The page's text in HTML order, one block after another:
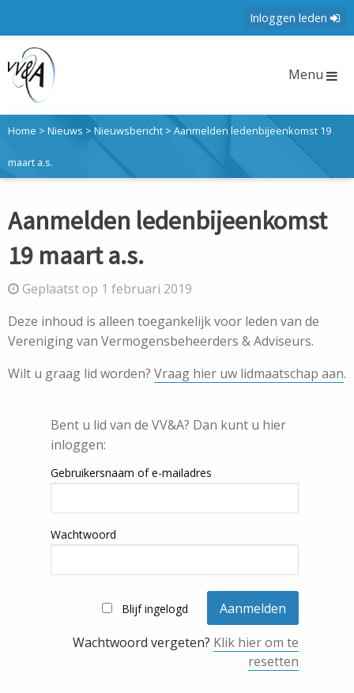
Inloggen leden
Menu
Home > Nieuws > Nieuwsbericht > Aanmelden ledenbijeenkomst 19
maart a.s.
Aanmelden ledenbijeenkomst
19 maart a.s.
Geplaatst op 1 februari 2019
Deze inhoud is alleen toegankelijk voor leden van de
Vereniging van Vermogensbeheerders & Adviseurs.
Wilt u graag lid worden? Vraag hier uw lidmaatschap aan.
Bent u lid van de VV&A? Dan kunt u hier
inloggen:
Gebruikersnaam of e-mailadres
Wachtwoord
Blijf ingelogd
Wachtwoord vergeten? Klik hier om te
resetten